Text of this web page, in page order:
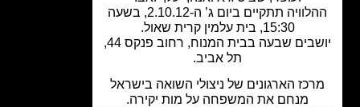
ההלוויה תתקיים ביום ג’ ה-2.10.12, בשעה
יושבים שבעה בבית המנוח, רחוב פנקס 44,
תל אביב.
הארגונים של ניצולי השואה בישראל
מנחם את המשפחה על מות יקירה.